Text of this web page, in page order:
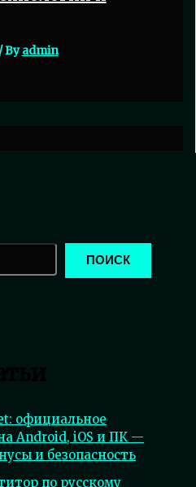
Byadmin
ПОИСК
официальное
Android, iOS и ПК —
и безопасность
по русскому